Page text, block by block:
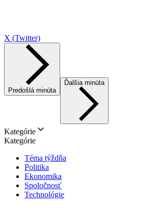
X (Twitter)
Predošlá minúta
Ďalšia minúta
Kategórie
Kategórie
Téma týždňa
Politika
Ekonomika
Spoločnosť
Technológie